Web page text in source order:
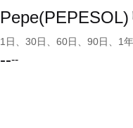
1日、30日、60日、90日、1
----